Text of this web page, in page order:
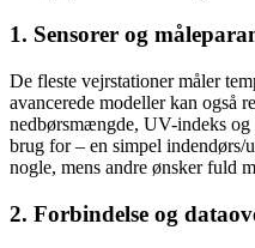
1. Sensorer og
De fleste vejrstationer måler
avancerede modeller kan også
nedbørsmængde, UV-indeks
brug for – en simpel
nogle, mens andre ønsker fuld
2. Forbindelse og